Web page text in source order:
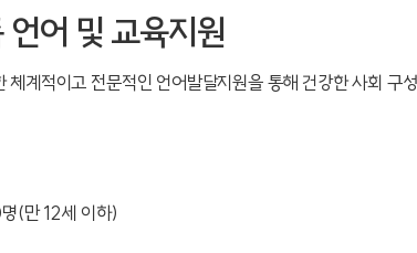
어 및 교육지원
체계적이고 전문적인 언어발달지원을 통해 건강한 사회 구
(만 12세 이하)